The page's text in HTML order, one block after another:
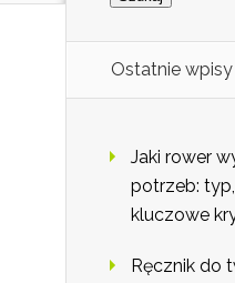
Ostatnie wpisy
Jaki rower
potrzeb:
kluczowe
Ręcznik do